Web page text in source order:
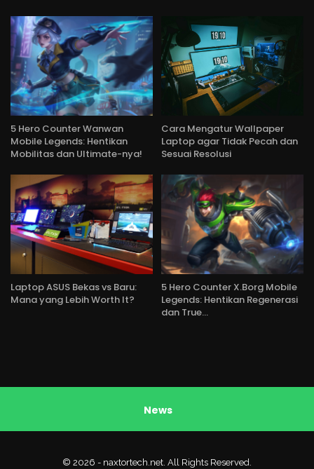
5 Hero Counter Wanwan
Mobile Legends: Hentikan
Mobilitas dan Ultimate-nya!
Cara Mengatur Wallpaper
Laptop agar Tidak Pecah dan
Sesuai Resolusi
Laptop ASUS Bekas vs Baru:
Mana yang Lebih Worth It?
5 Hero Counter X.Borg Mobile
Legends: Hentikan Regenerasi
dan True…
News
© 2026 - naxtortech.net. All Rights Reserved.